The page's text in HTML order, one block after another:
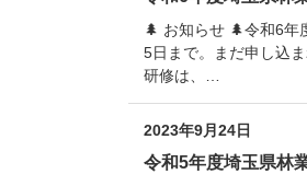
🌲 お知らせ 🌲令和6年
5日まで。まだ申し込
研修は、…
2023年9月24日
令和5年度埼玉県林